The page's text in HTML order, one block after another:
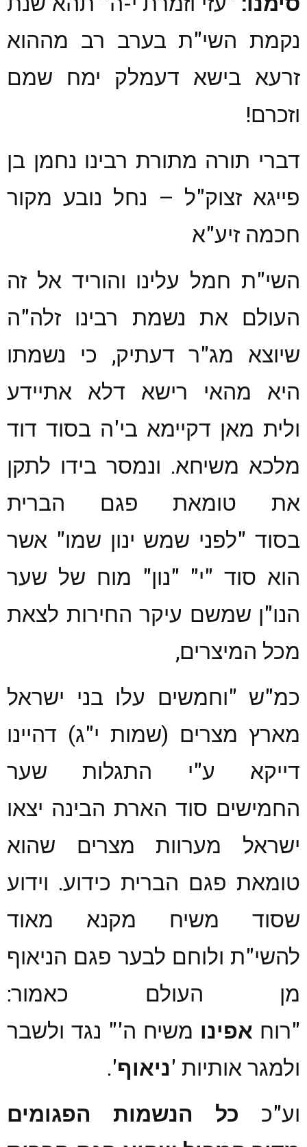
נקמת השי"ת בערב רב מההוא
זרעא בישא דעמלק ימח שמם
וזכרם!
דברי תורה מתורת רבינו נחמן בן
פייגא זצוק"ל – נחל נובע מקור
חכמה זיע"א
השי"ת חמל עלינו והוריד אל זה
העולם את נשמת רבינו זלה"ה
שיוצא מג"ר דעתיק, כי נשמתו
היא מהאי רישא דלא אתיידע
ולית מאן דקיימא בי'ה בסוד דוד
מלכא משיחא. ונמסר בידו לתקן
את טומאת פגם הברית
בסוד "לפני שמש ינון שמו" אשר
הוא סוד "י" "נון" מוח של שער
הנו"ן שמשם עיקר החירות לצאת
מכל המיצרים,
כמ"ש "וחמשים עלו בני ישראל
מארץ מצרים (שמות י"ג) דהיינו
דייקא ע"י התגלות שער
החמישים סוד הארת הבינה יצאו
ישראל מערוות מצרים שהוא
טומאת פגם הברית כידוע. וידוע
שסוד משיח מקנא מאוד
להשי"ת ולוחם לבער פגם הניאוף
מן העולם כאמור:
"רוח אפינו משיח ה'" נגד ולשבר
ולמגר אותיות 'ניאוף'.
וע"כ כל הנשמות הפגומים